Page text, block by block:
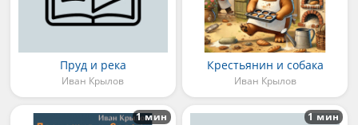
Пруд и река
Иван Крылов
Крестьянин и собака
Иван Крылов
1 мин 1 мин